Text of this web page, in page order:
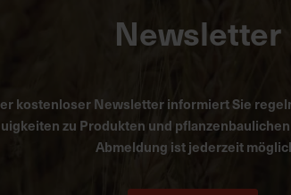
Newsletter
kostenloser Newsletter informiert Sie
zu Produkten und
Abmeldung ist jederzeit